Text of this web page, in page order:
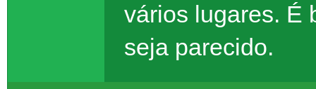
vários lugares. É
seja parecido.